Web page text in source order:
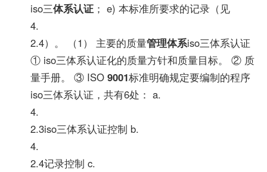
iso三体系认证 ； e) 本标准所要求的记录（见
4.
2.4）。 （1） 主要的质量管理体系iso三体系认证
① iso三体系认证化的质量方针和质量目标。 ② 质
量手册。 ③ ISO9001标准明确规定要编制的程序
iso三体系认证，共有6处： a.
4.
2.3iso三体系认证控制 b.
4.
2.4记录控制 c.